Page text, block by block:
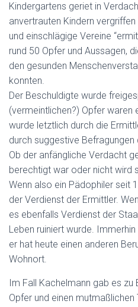
Kindergartens geriet in
anvertrauten Kindern
und einschlägige Vereine
rund 50 Opfer und Aussagen,
den gesunden
konnten.
Der Beschuldigte wurde
(vermeintlichen?) Opfer waren
wurde letztlich durch die
durch suggestive Befragungen
Ob der anfängliche Verdacht
berechtigt war oder nicht wird
Wenn also ein Pädophiler seit
der Verdienst der Ermittler.
es ebenfalls Verdienst der
Leben ruiniert wurde.
er hat heute einen anderen
Wohnort.
Im Fall Kachelmann gab es zu
Opfer und einen mutmaßlichen